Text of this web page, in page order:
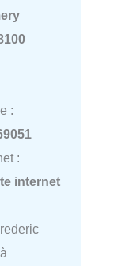
:
:
internet